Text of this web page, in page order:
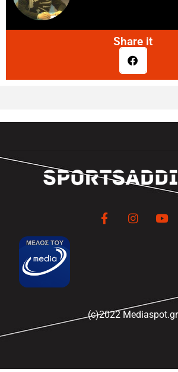
Share it
(c)2022 Mediaspot.gr